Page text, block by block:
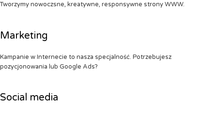
Tworzymy nowoczsne, kreatywne, responsywne strony WWW.
Marketing
Kampanie w Internecie to nasza specjalność. Potrzebujesz
pozycjonowania lub Google Ads?
Social media